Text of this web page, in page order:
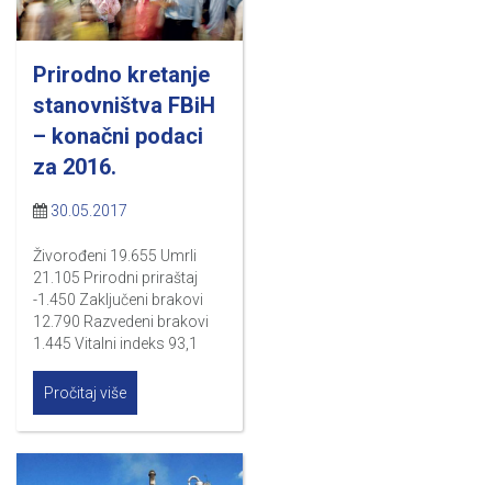
Prirodno kretanje
stanovništva FBiH
– konačni podaci
za 2016.
30.05.2017
Živorođeni 19.655 Umrli
21.105 Prirodni priraštaj
-1.450 Zaključeni brakovi
12.790 Razvedeni brakovi
1.445 Vitalni indeks 93,1
Pročitaj više